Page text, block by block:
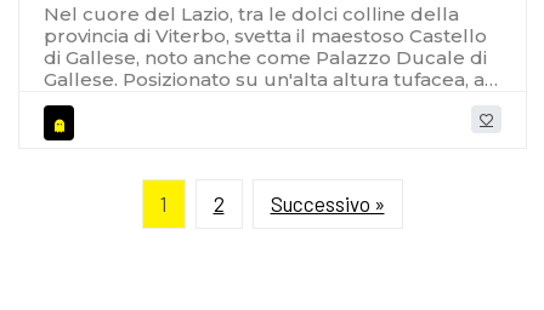
Nel cuore del Lazio, tra le dolci colline della
provincia di Viterbo, svetta il maestoso Castello
di Gallese, noto anche come Palazzo Ducale di
Gallese. Posizionato su un'alta altura tufacea, a
135 metri sul livello del mare, questo imponente
complesso fortificato domina l'orizzonte
circostante con la sua presenza imponente. Le
solo ingresso, testimoniano la sua cruciale
importanza strategica nel corso dei secoli,
offrendo una vista mozzafiato sul paesaggio
1 2 Successivo »